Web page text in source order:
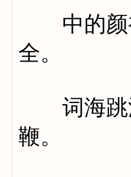
中的颜初
全。
词海跳波
鞭。